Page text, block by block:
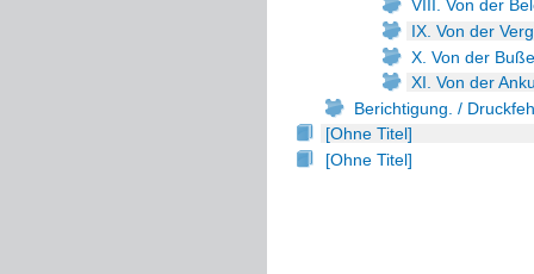
VIII. Von der
IX. Von der
X. Von der
XI. Von der
Berichtigung. /
[Ohne Titel]
[Ohne Titel]